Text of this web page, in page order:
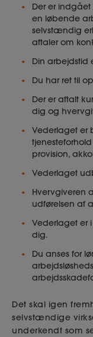
Der er
en løbende
selvstændig
aftaler om
Din arbejdstid
Du har ret til
Der er aftalt
dig og
Vederlaget er
provision,
Vederlaget
Hvervgiveren
udførelsen af
Vederlaget er
dig.
Du anses for
Det skal igen
selvstændige
underkendt som